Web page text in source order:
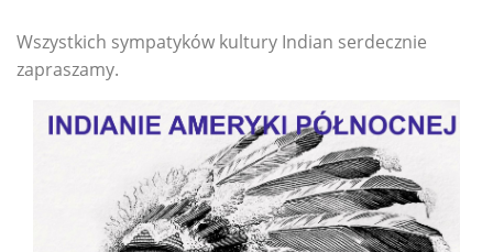
Wszystkich sympatyków kultury Indian serdecznie
zapraszamy.